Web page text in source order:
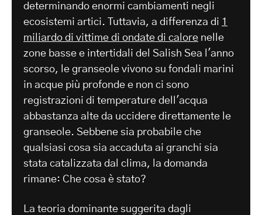
determinando enormi cambiamenti negli
ecosistemi artici. Tuttavia, a differenza di 1
miliardo di vittime di ondate di calore nelle
zone basse e intertidali del Salish Sea l'anno
scorso, le granseole vivono su fondali marini
in acque più profonde e non ci sono
registrazioni di temperature dell'acqua
abbastanza alte da uccidere direttamente le
granseole. Sebbene sia probabile che
qualsiasi cosa sia accaduta ai granchi sia
stata catalizzata dal clima, la domanda
rimane: Che cosa è stato?
La teoria dominante suggerita dagli